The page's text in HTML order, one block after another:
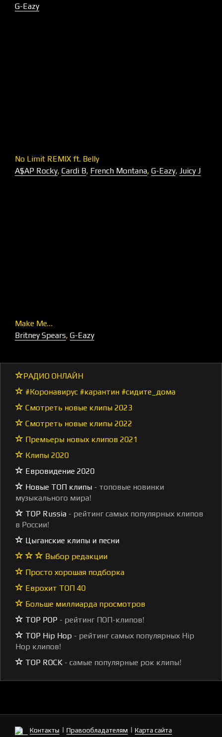
G-Eazy
No Limit REMIX ft. Belly
A$AP Rocky, Cardi B, French Montana, G-Eazy, Juicy J
Make Me…
Britney Spears, G-Eazy
РАДИО ОНЛАЙН
#Коронавирус #карантин #сидите_дома
Смотреть новые клипы 2023
Смотреть новые клипы 2022
Премьеры новых клипов 2021
Клипы 2020
Евровидение 2020
Новые ТОП клипы - топовые новинки
музыкального мира!
TOP Russia - рейтинг самых популярных клипов
в России!
Цыганские клипы и песни
Выбор редакции
Просто хорошая подборка
Еврохит ТОП 40
Больше миллиарда просмотров
TOP POP - рейтинг ПОП-клипов!
TOP Hip Hop - рейтинг самых популярных Hip
Hop клипов!
TOP ROCK - самые популярные рок клипы!
Контакты | Правообладателям | Карта сайта